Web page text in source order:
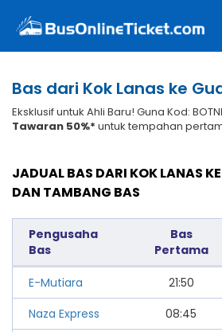
Bas dari Kok Lanas ke
Eksklusif untuk Ahli Baru! Guna Kod:
Tawaran 50%* untuk tempahan
JADUAL BAS DARI KOK LANAS
DAN TAMBANG BAS
Pengusaha
Bas
Bas
Pertama
E-Mutiara 21:50
Naza Express
08:45